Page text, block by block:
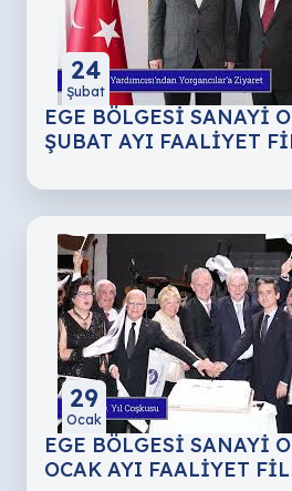
24
Şubat
EGE BÖLGESİ SANAYİ
ŞUBAT AYI FAALİYET
29
Ocak
EGE BÖLGESİ SANAYİ
OCAK AYI FAALİYET